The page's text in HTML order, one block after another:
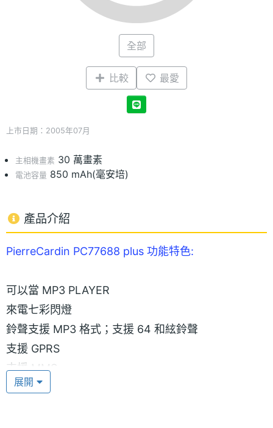
全部
比較 最愛
上市日期：2005年07月
主相機畫素 30 萬畫素
電池容量 850 mAh(毫安培)
產品介紹
PierreCardin PC77688 plus 功能特色:
可以當 MP3 PLAYER
來電七彩閃燈
鈴聲支援 MP3 格式；支援 64 和絃鈴聲
支援 GPRS
支援 MMS
來電大頭貼
展開